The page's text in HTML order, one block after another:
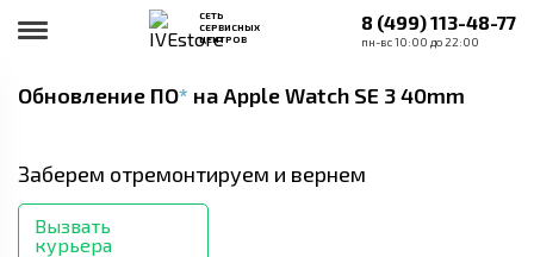
СЕТЬ
СЕРВИСНЫХ
ЦЕНТРОВ
8 (499) 113-48-77
пн-вс 10:00 до 22:00
Обновление ПО* на Apple Watch SE 3 40mm
Заберем отремонтируем и вернем
Вызвать
курьера